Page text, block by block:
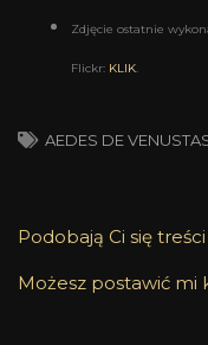
Zdjęcie ostatnie
Flickr: KLIK.
AEDES DE
Podobają Ci się
Możesz postawić mi